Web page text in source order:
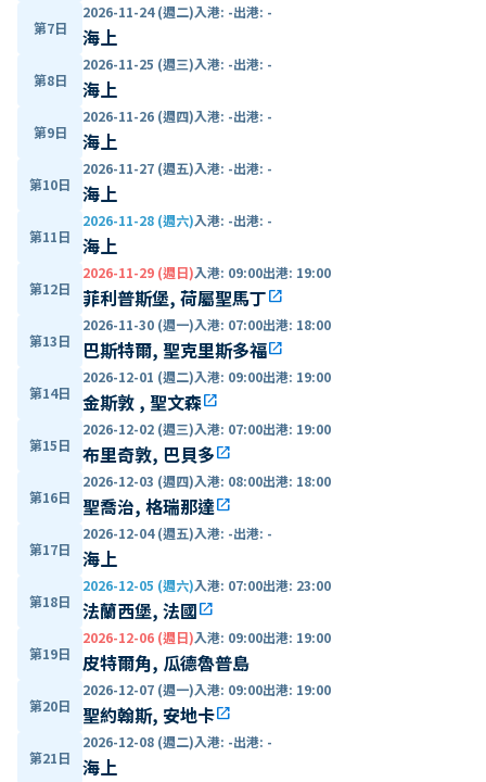
第7日
2026-11-24 (週二)入港: -出港: -
海上
第8日
2026-11-25 (週三)入港: -出港: -
海上
第9日
2026-11-26 (週四)入港: -出港: -
海上
第10日
2026-11-27 (週五)入港: -出港: -
海上
第11日
2026-11-28 (週六)入港: -出港: -
海上
第12日
2026-11-29 (週日)入港: 09:00出港: 19:00
菲利普斯堡, 荷屬聖馬丁open_in_new
第13日
2026-11-30 (週一)入港: 07:00出港: 18:00
巴斯特爾, 聖克里斯多福open_in_new
第14日
2026-12-01 (週二)入港: 09:00出港: 19:00
金斯敦 , 聖文森open_in_new
第15日
2026-12-02 (週三)入港: 07:00出港: 19:00
布里奇敦, 巴貝多open_in_new
第16日
2026-12-03 (週四)入港: 08:00出港: 18:00
聖喬治, 格瑞那達open_in_new
第17日
2026-12-04 (週五)入港: -出港: -
海上
第18日
2026-12-05 (週六)入港: 07:00出港: 23:00
法蘭西堡, 法國open_in_new
第19日
2026-12-06 (週日)入港: 09:00出港: 19:00
皮特爾角, 瓜德魯普島
第20日
2026-12-07 (週一)入港: 09:00出港: 19:00
聖約翰斯, 安地卡open_in_new
第21日
2026-12-08 (週二)入港: -出港: -
海上